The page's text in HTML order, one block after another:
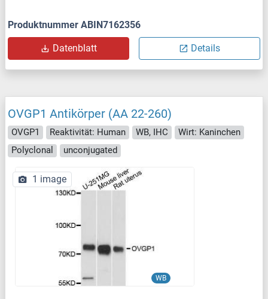
Produktnummer ABIN7162356
Datenblatt Details
OVGP1 Antikörper (AA 22-260)
OVGP1 Reaktivität: Human WB, IHC
Wirt: Kaninchen
Polyclonal
unconjugated
WB
1 image